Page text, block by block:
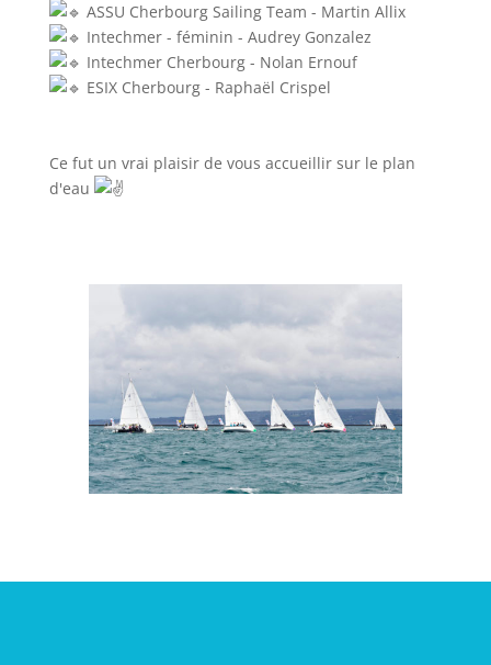
ASSU Cherbourg Sailing Team - Martin Allix
Intechmer - féminin - Audrey Gonzalez
Intechmer Cherbourg - Nolan Ernouf
ESIX Cherbourg - Raphaël Crispel
Ce fut un vrai plaisir de vous accueillir sur le plan
d'eau